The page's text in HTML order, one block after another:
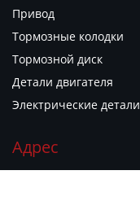
Привод
Тормозные колодки
Тормозной диск
Детали двигателя
Электрические детали
Адрес